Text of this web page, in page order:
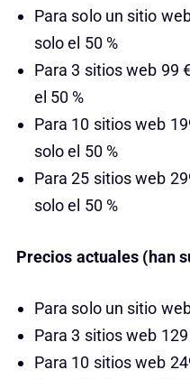
Para solo un sitio
solo el 50 %
Para 3 sitios web 99
el 50 %
Para 10 sitios web
solo el 50 %
Para 25 sitios web
solo el 50 %
Precios actuales (han
Para solo un sitio
Para 3 sitios web
Para 10 sitios web